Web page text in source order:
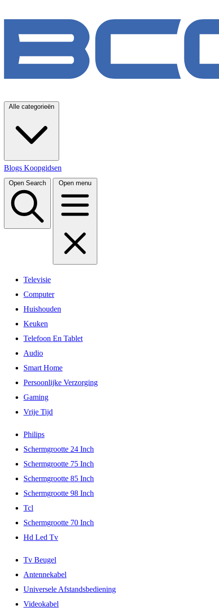
Alle categorieën
Blogs Koopgidsen
Open Search Open menu
Televisie
Computer
Huishouden
Keuken
Telefoon En Tablet
Audio
Smart Home
Persoonlijke Verzorging
Gaming
Vrije Tijd
Philips
Schermgrootte 24 Inch
Schermgrootte 75 Inch
Schermgrootte 85 Inch
Schermgrootte 98 Inch
Tcl
Schermgrootte 70 Inch
Hd Led Tv
Tv Beugel
Antennekabel
Universele Afstandsbediening
Videokabel